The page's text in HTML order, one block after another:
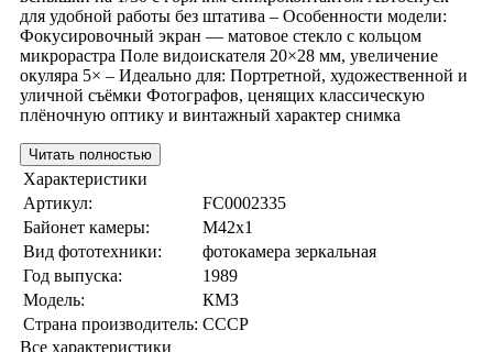
для удобной работы без штатива – Особенности модели:
Фокусировочный экран — матовое стекло с кольцом
микрорастра Поле видоискателя 20×28 мм, увеличение
окуляра 5× – Идеально для: Портретной, художественной и
уличной съёмки Фотографов, ценящих классическую
плёночную оптику и винтажный характер снимка
Читать полностью
Характеристики
Артикул:
FC0002335
Байонет камеры:
M42x1
Вид фототехники:
фотокамера зеркальная
Год выпуска:
1989
Модель:
КМЗ
Страна производитель: СССР
Все характеристики